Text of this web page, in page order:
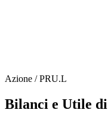
Azione / PRU.L
Bilanci e Utile